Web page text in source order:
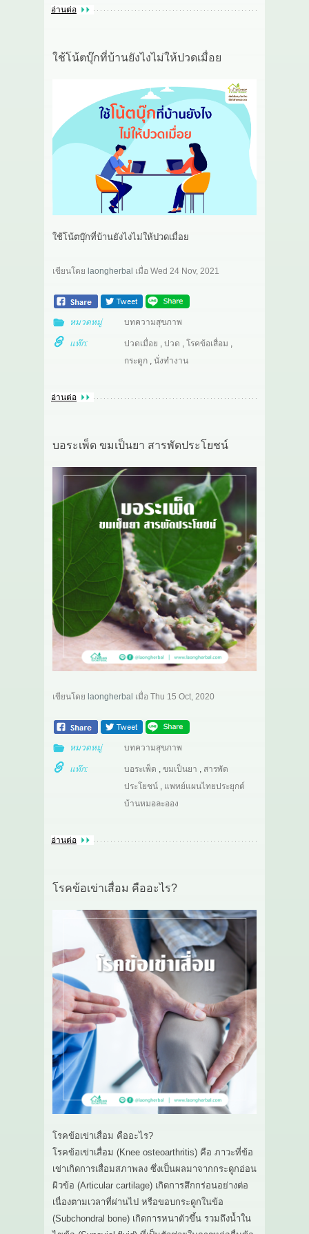
อ่านต่อ
ใช้โน้ตบุ๊กที่บ้านยังไงไม่ให้ปวดเมื่อย
ใช้โน้ตบุ๊กที่บ้านยังไงไม่ให้ปวดเมื่อย
เขียนโดย laongherbal เมื่อ Wed 24 Nov, 2021
หมวดหมู่ บทความสุขภาพ
แท๊ก: ปวดเมื่อย , ปวด , โรคข้อเสื่อม ,
กระดูก, นั่งทำงาน
อ่านต่อ
บอระเพ็ด ขมเป็นยา สารพัดประโยชน์
เขียนโดย laongherbal เมื่อ Thu 15 Oct, 2020
หมวดหมู่ บทความสุขภาพ
แท๊ก: บอระเพ็ด , ขมเป็นยา , สารพัด
ประโยชน์, แพทย์แผนไทยประยุกต์
บ้านหมอละออง
อ่านต่อ
โรคข้อเข่าเสื่อม คืออะไร?
โรคข้อเข่าเสื่อม คืออะไร?
โรคข้อเข่าเสื่อม (Knee osteoarthritis) คือ ภาวะที่ข้อ
เข่าเกิดการเสื่อมสภาพลง ซึ่งเป็นผลมาจากกระดูกอ่อน
ผิวข้อ (Articular cartilage) เกิดการสึกกร่อนอย่างต่อ
เนื่องตามเวลาที่ผ่านไป หรือขอบกระดูกในข้อ
(Subchondral bone) เกิดการหนาตัวขึ้น รวมถึงน้ำใน